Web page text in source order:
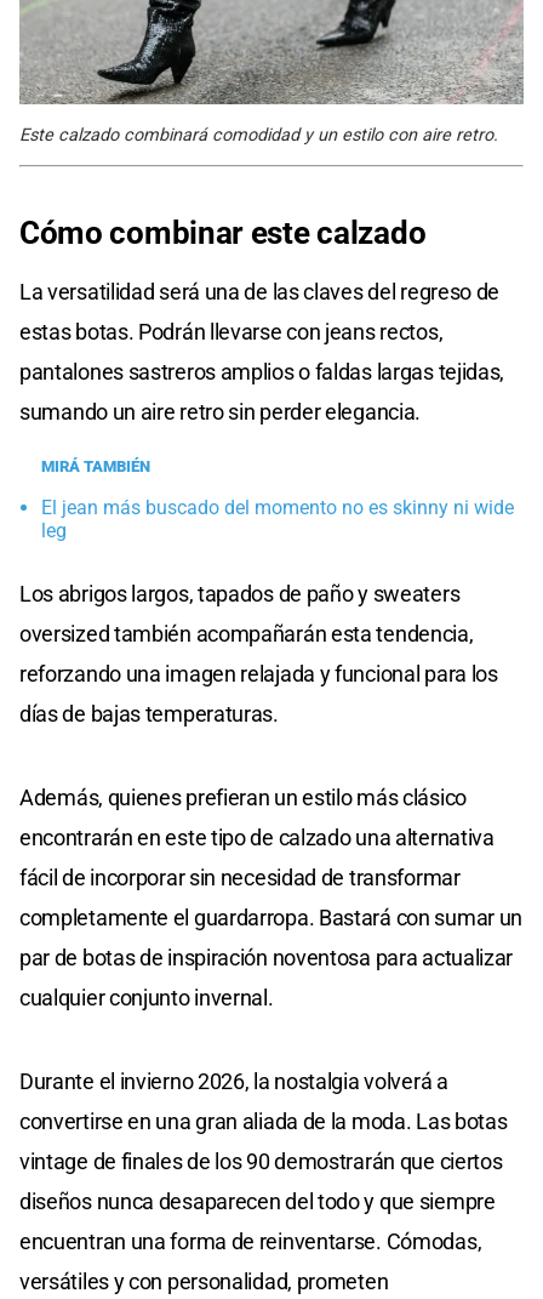
Este calzado combinará comodidad y un estilo con aire retro.
Cómo combinar este calzado
La versatilidad será una de las claves del regreso de
estas botas. Podrán llevarse con jeans rectos,
pantalones sastreros amplios o faldas largas tejidas,
sumando un aire retro sin perder elegancia.
MIRÁ TAMBIÉN
El jean más buscado del momento no es skinny ni wide
leg
Los abrigos largos, tapados de paño y sweaters
oversized también acompañarán esta tendencia,
reforzando una imagen relajada y funcional para los
días de bajas temperaturas.
Además, quienes prefieran un estilo más clásico
encontrarán en este tipo de calzado una alternativa
fácil de incorporar sin necesidad de transformar
completamente el guardarropa. Bastará con sumar un
par de botas de inspiración noventosa para actualizar
cualquier conjunto invernal.
Durante el invierno 2026, la nostalgia volverá a
convertirse en una gran aliada de la moda. Las botas
vintage de finales de los 90 demostrarán que ciertos
diseños nunca desaparecen del todo y que siempre
encuentran una forma de reinventarse. Cómodas,
versátiles y con personalidad, prometen